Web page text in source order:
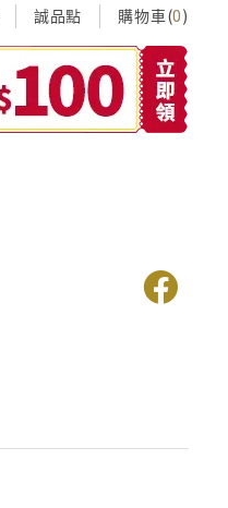
誠品點 購物車(0)